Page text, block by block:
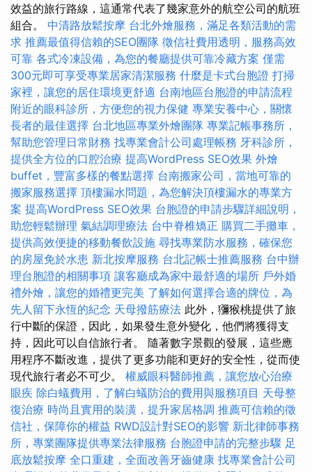
效益的旅行路線，這通常代表了幾家意外的航空公司的航班
組合。 中清路放鬆按摩 台北外燴服務，滿足各類活動的需
求 推薦最值得信賴的SEO團隊 徵信社費用透明，服務高效
可靠 各式冷凍設備，為您的餐廳提供可靠冷藏方案 僅需
300元即可享受專業居家清潔服務 什麼是卡式台胞證 打掃
家裡，讓您的居住環境更舒適 台南地區台胞證的申請流程
附近的眼科診所，方便您的視力保健 專業安養中心，關懷
長者的最佳選擇 台北地區專業外燴團隊 專業記帳事務所，
幫助您管理日常財務 找專業會計公司處理帳務 牙科診所，
提供全方位的口腔治療 提高WordPress SEO效果 外燴
buffet，豐富多樣的餐點選擇 台南搬家公司，當地可靠的
搬家服務選擇 頂樓漏水問題，為您解決頂樓漏水的專業方
案 提高WordPress SEO效果 台胞證的申請步驟詳細說明，
助您輕鬆辦理 氣結調理療法 台中脊椎矯正 購買二手攤車，
提供高效便捷的移動餐飲設施 尋找專業防水服務，確保您
的房屋免於水患 新北按摩服務 台北記帳士推薦服務 台中辦
理台胞證的相關事項 讓客廳成為家中最舒適的場所 戶外婚
禮外燴，讓您的婚禮更完美 了解如何選擇合適的牌位，為
先人留下永恆的紀念 天母撥筋療法 此外，獼猴桃提供了旅
行中斷的保證，因此，如果發生意外變化，他們將獲得支
持，因此可以自信旅行者。 隨著數字景觀的發展，這些應
用程序不斷改進，提供了更多功能和更好的安全性，從而使
現代旅行者必不可少。 權威眼科醫師推薦，讓您放心治療
眼疾 除白蟻費用，了解白蟻防治的費用與服務項目 天母整
復治療 時尚且實用的裝潢，提升家居格調 推薦可信賴的徵
信社，保障你的權益 RWD設計對SEO的影響 新北律師事務
所，專業團隊提供專業法律服務 台胞證申請的完整步驟 足
底放鬆按摩 全口重建，全面改善牙齒健康 找專業會計公司